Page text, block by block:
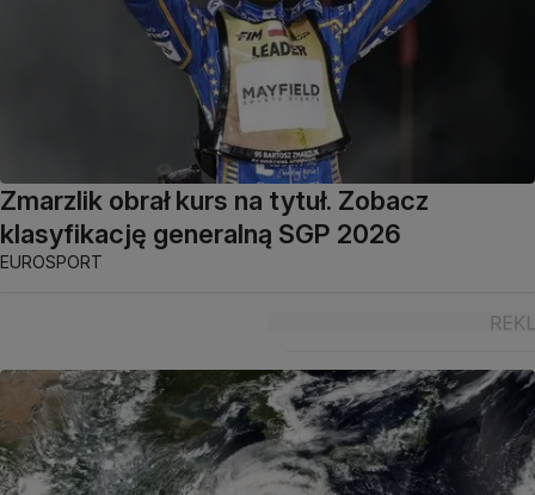
Zmarzlik obrał kurs na tytuł. Zobacz
klasyfikację generalną SGP 2026
EUROSPORT